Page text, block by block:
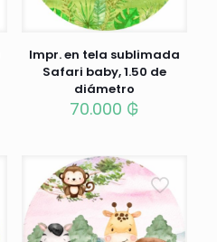
Impr. en tela sublimada
Safari baby, 1.50 de
diámetro
70.000 ₲